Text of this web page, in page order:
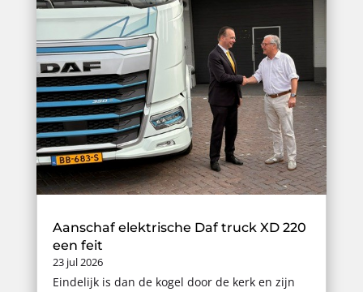
Aanschaf elektrische Daf truck XD 220
een feit
23 jul 2026
Eindelijk is dan de kogel door de kerk en zijn